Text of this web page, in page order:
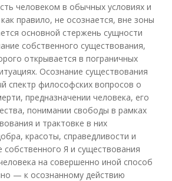
человеком в обычных условиях и
правило, не осознается, вне зоны
основной стержень сущности
собственного существования,
открывается в пограничных
Осознание существования
спектр философских вопросов о
предназначении человека, его
понимании свободы в рамках
и трактовке в них
красоты, справедливости и
собственного Я и существования
на совершенно иной способ
— к осознанному действию